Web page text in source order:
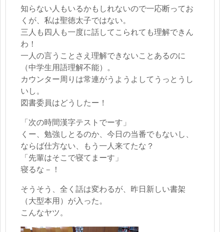
知らない人もいるかもしれないので一応断ってお
くが、私は聖徳太子ではない。
三人も四人も一度に話してこられても理解できん
わ！
一人の言うことさえ理解できないことあるのに
（中学生用語理解不能）。
カウンター周りは常連がうようよしてうっとうし
いし。
図書委員はどうしたー！
「次の時間漢字テストでーす」
くー、勉強しとるのか、今日の当番でもないし、
ならば仕方ない、もう一人来てたな？
「先輩はそこで寝てまーす」
寝るな－！
そうそう、全く話は変わるが、昨日新しい書架
（大型本用）が入った。
こんなヤツ。